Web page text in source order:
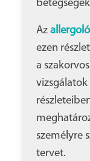
Az
ezen
a
személyre
tervet.